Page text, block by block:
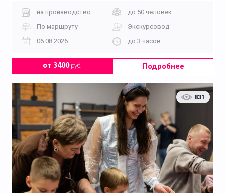
на производство
до 50 человек
По маршруту
Экскурсовод
06.08.2026
до 3 часов
от 3400руб. Подробнее
831